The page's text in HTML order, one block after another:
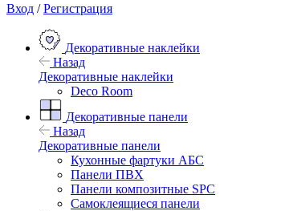
Вход / Регистрация
Декоративные наклейки
Назад
Декоративные наклейки
Deco Room
Декоративные панели
Назад
Декоративные панели
Кухонные фартуки АБС
Панели ПВХ
Панели композитные SPC
Самоклеящиеся панели